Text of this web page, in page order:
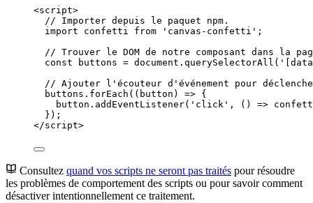
<script>
// Importer depuis le paquet npm.
import confetti from ' canvas-confetti ' ;
// Trouver le DOM de notre composant dans la
const
buttons = document . querySelectorAll ( '
// Ajouter l'écouteur d'événement pour
buttons . forEach ( ( button ) => {
button . addEventListener( ' click ' , () =>
});
</script>
Consultez quand vos scripts ne seront pas traités pour résoudre
les problèmes de comportement des scripts ou pour savoir comment
désactiver intentionnellement ce traitement.